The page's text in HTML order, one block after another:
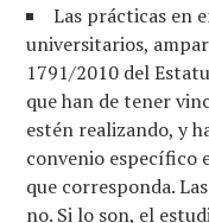
Las prácticas en
universitarios,
1791/2010 del
que han de tener
estén realizando, y
convenio específico
que corresponda.
no. Si lo son, el